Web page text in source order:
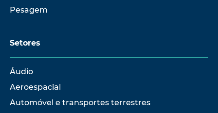
Pesagem
Setores
Áudio
Aeroespacial
Automóvel e transportes terrestres